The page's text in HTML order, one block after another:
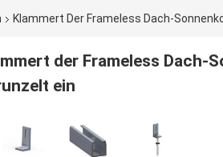
Klammert Der Frameless Dach-
der Frameless Dach-
ein